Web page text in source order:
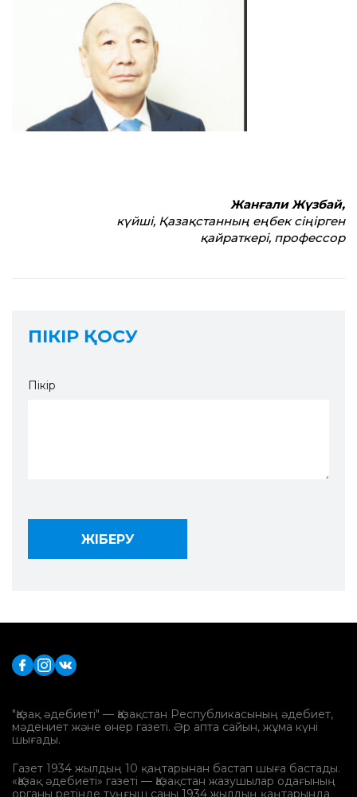
Жанғали Жүзбай,
күйші, Қазақ­станның еңбек сіңірген
қайраткері, профессор
ПІКІР ҚОСУ
Пікір
"Қазақ әдебиеті" — Қазақстан Республикасының әдебиет,
мәдениет және өнер газеті. Әр апта сайын, жұма күні
шығады.
Газет 1934 жылдың 10 қаңтарынан бастап шыға бастады.
«Қазақ әдебиеті» газеті — Қазақстан жазушылар одағының
органы ретінде тұңғыш саны 1934 жылдың қаңтарында